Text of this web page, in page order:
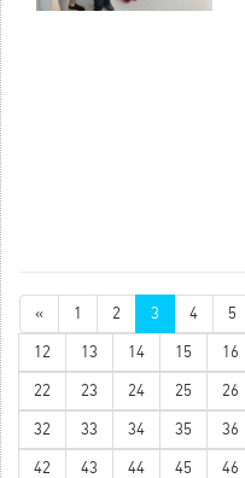
« 1 2 3 4 5
12 13 14 15 16
22 23 24 25 26
32 33 34 35 36
42 43 44 45 46